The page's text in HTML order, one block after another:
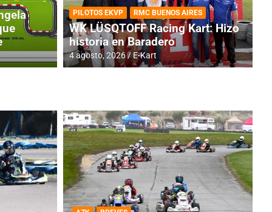
Cerró una jornada
PILOTOS EKVP RMC BUENOS AIRES
WK LÜSQTOFF Racing Kart: Hizo
historia en Baradero
4 agosto, 2026 E-Kart
COBERTURA ESPECIAL DE E-KART.COM.AR